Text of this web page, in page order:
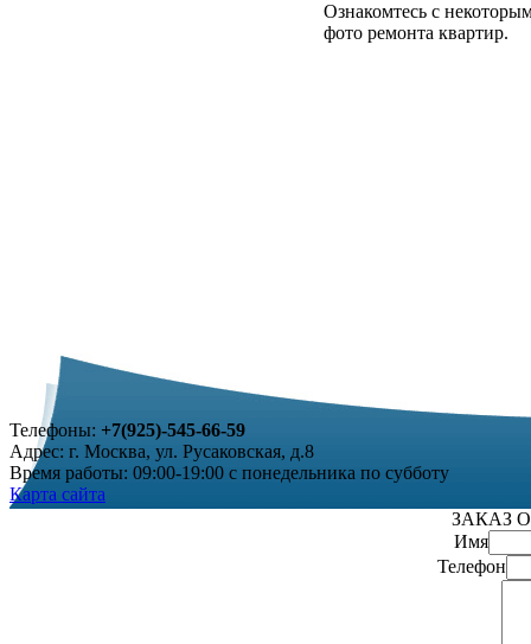
Ознакомтесь с
фото ремонта квартир.
Телефоны: +7(925)-545-66-59
Адрес: г. Москва, ул. Русаковская, д.8
Время работы: 09:00-19:00 с понедельника по субботу
Карта сайта
ЗАКАЗ
Имя
Телефон